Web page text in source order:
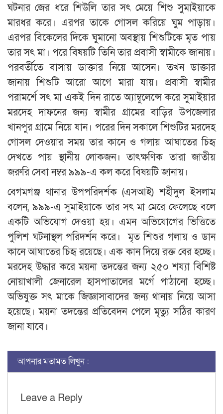
ঘটনার জের ধরে শিউলি তার সৎ মেয়ে শিশু সুমাইয়াকে
মারধর করে। এরপর তাকে গোসল করিয়ে ঘুম পাড়ায়।
এরপর বিকেলের দিকে ঘুমানো অবস্থায় শিশুটিকে মৃত পায়
তার সৎ মা। পরে বিষয়টি তিনি তার প্রবাসী স্বামীকে জানায়।
পরবর্তীতে বাসায় ডাক্তার নিয়ে আসেন। তখন ডাক্তার
জানায় শিশুটি আরো আগে মারা যায়। প্রবাসী স্বামীর
পরামর্শে সৎ মা একই দিন রাতে অ্যাম্বুলেন্সে করে সুমাইয়ার
মরদেহ দাফনের জন্য স্বামীর গ্রামের বাড়ির উপজেলার
খানপুর গ্রামে নিয়ে যান। পরের দিন সকালে শিশুটির মরদেহ
গোসল দেওয়ার সময় তার কানে ও গলায় আঘাতের চিহৃ
দেখতে পায় স্থানীয় লোকজন। তাৎক্ষণিক তারা জাতীয়
জরুরি সেবা নম্বর ৯৯৯-এ কল করে বিষয়টি জানায়।
বেগমগঞ্জ থানার উপপরিদর্শক (এসআই) শহীদুল ইসলাম
বলেন, ৯৯৯-এ সুমাইয়াকে তার সৎ মা মেরে ফেলেছে বলে
একটি অভিযোগ দেওয়া হয়। এমন অভিযোগের ভিত্তিতে
পুলিশ ঘটনাস্থল পরিদর্শন করে। মৃত শিশুর গলায় ও ডান
কানে আঘাতের চিহৃ রয়েছে। এক কান দিয়ে রক্ত বের হচ্ছে।
মরদেহ উদ্ধার করে ময়না তদন্তের জন্য ২৫০ শয্যা বিশিষ্ট
নোয়াখালী জেনারেল হাসপাতালের মর্গে পাঠানো হচ্ছে।
অভিযুক্ত সৎ মাকে জিজ্ঞাসাবাদের জন্য থানায় নিয়ে আসা
হয়েছে। ময়না তদন্তের প্রতিবেদন পেলে মৃত্যু সঠির কারণ
জানা যাবে।
আপনার মতামত লিখুন :
Leave a Reply